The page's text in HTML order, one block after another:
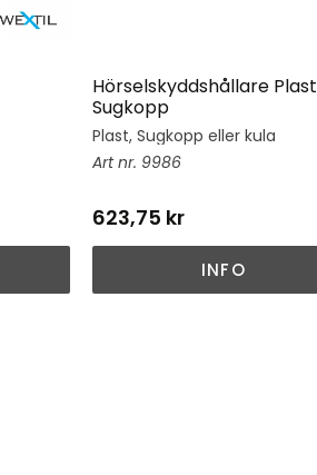
Hörselskyddshållare Plast
Sugkopp
Plast, Sugkopp eller kula
9986
623,75 kr
INFO